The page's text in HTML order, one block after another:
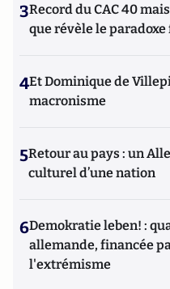
3Record du CAC 40
que révèle le
4Et Dominique de
macronisme
5Retour au pays : un
culturel d’une nation
6Demokratie leben! :
allemande, financée
l'extrémisme